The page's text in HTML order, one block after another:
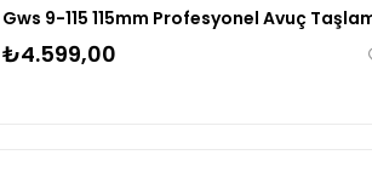
₺4.599,00